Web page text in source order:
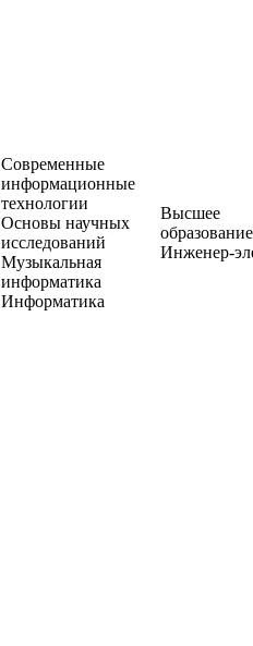
Современные
информационные
технологии
Основы научных
исследований
Музыкальная
информатика
Информатика
Высшее
Инженер-